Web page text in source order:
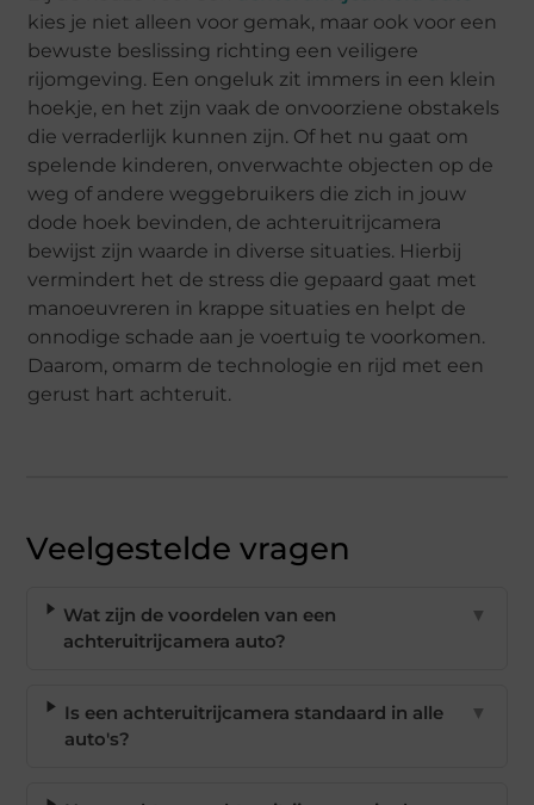
kies je niet alleen voor gemak, maar ook voor een
bewuste beslissing richting een veiligere
rijomgeving. Een ongeluk zit immers in een klein
hoekje, en het zijn vaak de onvoorziene obstakels
die verraderlijk kunnen zijn. Of het nu gaat om
spelende kinderen, onverwachte objecten op de
weg of andere weggebruikers die zich in jouw
dode hoek bevinden, de achteruitrijcamera
bewijst zijn waarde in diverse situaties. Hierbij
vermindert het de stress die gepaard gaat met
manoeuvreren in krappe situaties en helpt de
onnodige schade aan je voertuig te voorkomen.
Daarom, omarm de technologie en rijd met een
gerust hart achteruit.
Veelgestelde vragen
Wat zijn de voordelen van een
achteruitrijcamera auto?
▼
Is een achteruitrijcamera standaard in alle
auto's?
▼